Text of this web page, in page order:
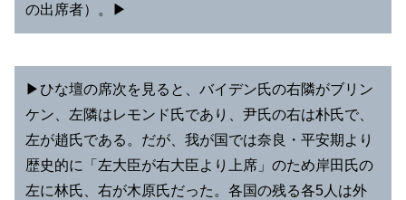
の出席者）。▶︎
▶︎ひな壇の席次を見ると、バイデン氏の右隣がブリン
ケン、左隣はレモンド氏であり、尹氏の右は朴氏で、
左が趙氏である。だが、我が国では奈良・平安期より
歴史的に「左大臣が右大臣より上席」のため岸田氏の
左に林氏、右が木原氏だった。各国の残る各5人は外